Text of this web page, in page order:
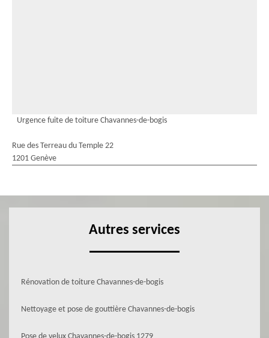
Urgence fuite de toiture Chavannes-de-bogis
Rue des Terreau du Temple 22
1201 Genève
Autres services
Rénovation de toiture Chavannes-de-bogis
Nettoyage et pose de gouttière Chavannes-de-bogis